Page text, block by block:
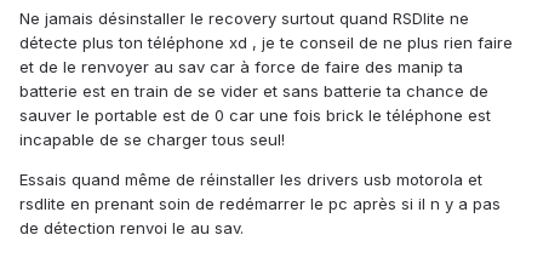
Ne jamais désinstaller le recovery surtout quand RSDlite ne
détecte plus ton téléphone xd , je te conseil de ne plus rien faire
et de le renvoyer au sav car à force de faire des manip ta
batterie est en train de se vider et sans batterie ta chance de
sauver le portable est de 0 car une fois brick le téléphone est
incapable de se charger tous seul!
Essais quand même de réinstaller les drivers usb motorola et
rsdlite en prenant soin de redémarrer le pc après si il n y a pas
de détection renvoi le au sav.